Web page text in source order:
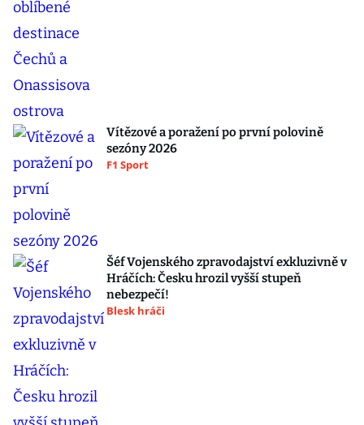
Vítězové a poražení po první polovině
sezóny 2026
F1 Sport
Šéf Vojenského zpravodajství exkluzivně v
Hráčích: Česku hrozil vyšší stupeň
nebezpečí!
Blesk hráči